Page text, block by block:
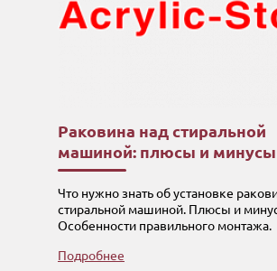
Раковина над стиральной
машиной: плюсы и минусы
Что нужно знать об установке
стиральной машиной. Плюсы и
Особенности правильного монтажа.
Подробнее